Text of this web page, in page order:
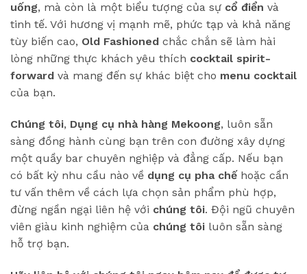
uống, mà còn là một biểu tượng của sự cổ điển và
tinh tế. Với hương vị mạnh mẽ, phức tạp và khả năng
tùy biến cao, Old Fashioned chắc chắn sẽ làm hài
lòng những thực khách yêu thích cocktail spirit-
forward và mang đến sự khác biệt cho menu cocktail
của bạn.
Chúng tôi, Dụng cụ nhà hàng Mekoong, luôn sẵn
sàng đồng hành cùng bạn trên con đường xây dựng
một quầy bar chuyên nghiệp và đẳng cấp. Nếu bạn
có bất kỳ nhu cầu nào về dụng cụ pha chếhoặc cần
tư vấn thêm về cách lựa chọn sản phẩm phù hợp,
đừng ngần ngại liên hệ với chúng tôi. Đội ngũ chuyên
viên giàu kinh nghiệm của chúng tôi luôn sẵn sàng
hỗ trợ bạn.